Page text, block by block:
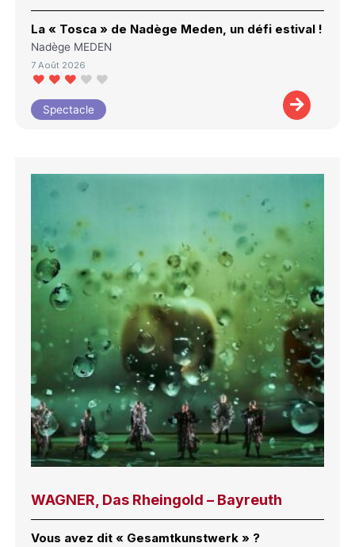
La « Tosca » de Nadège Meden, un défi estival !
Nadège MEDEN
7 Août 2026
Spectacle
WAGNER, Das Rheingold – Bayreuth
Vous avez dit « Gesamtkunstwerk » ?